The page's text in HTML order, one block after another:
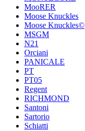
MooRER
Moose Knuckles
Moose Knuckles©️
MSGM
N21
Orciani
PANICALE
PT
PT05
Regent
RICHMOND
Santoni
Sartorio
Schiatti